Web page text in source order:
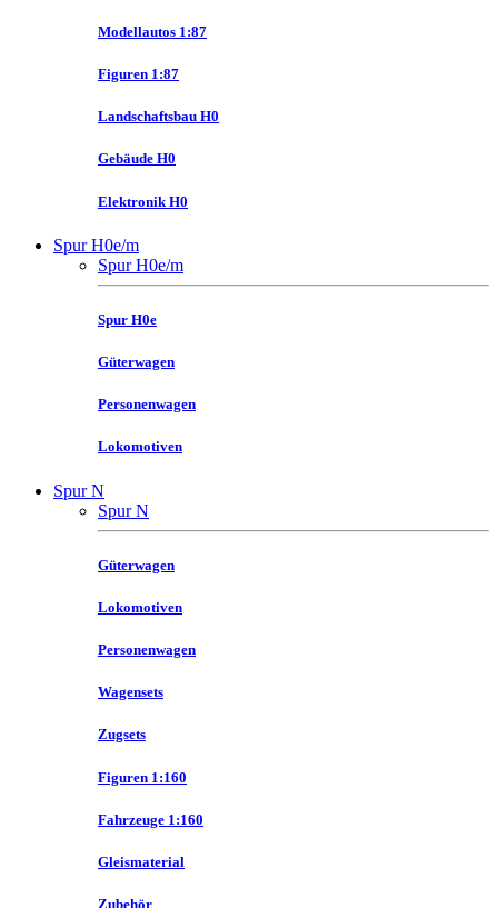
Modellautos 1:87
Figuren 1:87
Landschaftsbau H0
Gebäude H0
Elektronik H0
Spur H0e/m
Spur H0e/m
Spur H0e
Güterwagen
Personenwagen
Lokomotiven
Spur N
Spur N
Güterwagen
Lokomotiven
Personenwagen
Wagensets
Zugsets
Figuren 1:160
Fahrzeuge 1:160
Gleismaterial
Zubehör